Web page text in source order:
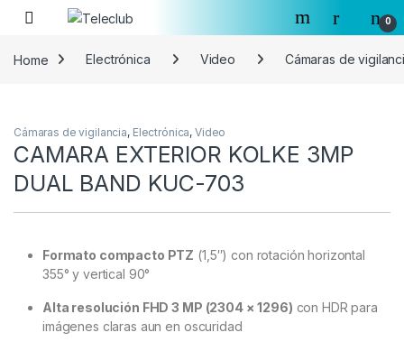
Skip to navigation
Skip to content
0
Home Electrónica Video Cámaras de
Cámaras de vigilancia, Electrónica, Video
CAMARA EXTERIOR KOLKE 3MP
DUAL BAND KUC-703
Formato compacto PTZ (1,5″) con rotación horizontal
355° y vertical 90°
Alta resolución FHD 3 MP (2304 × 1296) con HDR para
imágenes claras aun en oscuridad